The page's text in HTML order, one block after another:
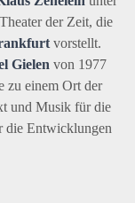
der Zeit, die
vorstellt.
Gielen von 1977
zu einem Ort der
und Musik für die
die Entwicklungen